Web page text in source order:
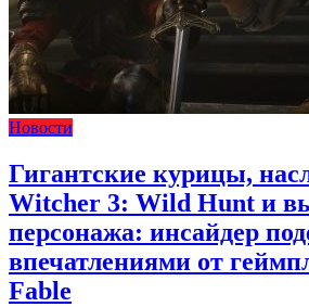
Новости
Гигантские курицы,
Witcher 3: Wild Hunt и
персонажа: инсайдер
впечатлениями от
Fable